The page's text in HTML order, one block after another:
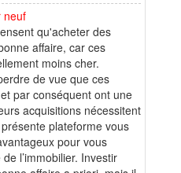
neuf
qu'acheter des
affaire, car ces
moins cher.
de vue que ces
par conséquent ont une
acquisitions nécessitent
plateforme vous
pour vous
l’immobilier. Investir